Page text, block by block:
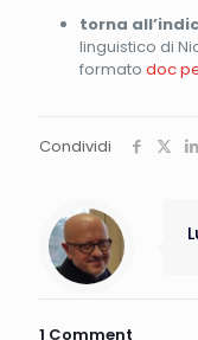
torna
linguistico di
formato doc
Condividi
1 Comment